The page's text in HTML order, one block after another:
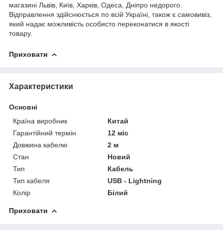
магазині Львів, Київ, Харків, Одеса, Дніпро недорого.
Відправлення здійснюється по всій Україні, також є самовивіз,
який надає можливість особисто переконатися в якості
товару.
Приховати
Характеристики
Основні
Країна виробник
Китай
Гарантійний термін
12 міс
Довжина кабелю
2 м
Стан
Новий
Тип
Кабель
Тип кабеля
USB - Lightning
Колір
Білий
Приховати